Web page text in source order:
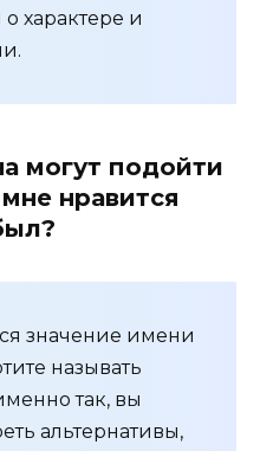
характере и
могут подойти
нравится
значение имени
называть
так, вы
альтернативы,